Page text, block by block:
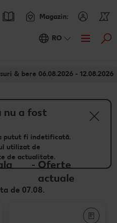
Magazin:
XTRA
NOU
RO
Mix produse chipsuri & bere 06.08.2026 - 12.08.2026
nu a fost
putut fi indetificată.
utilizat de
de actualitate.
- Oferte
actuale
de 07.08.